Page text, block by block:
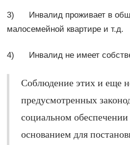
3) Инвалид проживает в
малосемейной квартире и т.д.
4) Инвалид не имеет
Соблюдение этих и еще
предусмотренных
социальном обеспечении
основанием для